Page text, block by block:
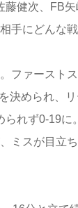
健次、FB
手にどんな
ファースト
決められ、
れず0-19
ミスが目立